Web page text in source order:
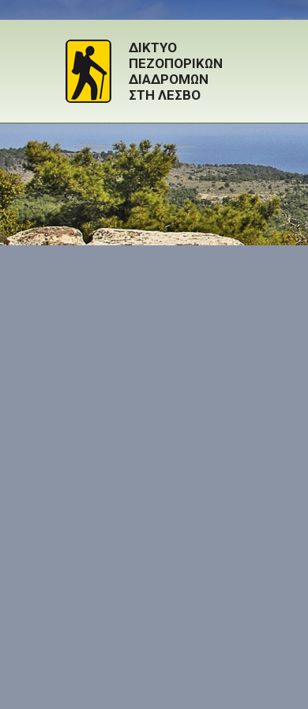
ΔΙΚΤΥΟ
ΠΕΖΟΠΟΡΙΚΩΝ
ΔΙΑΔΡΟΜΩΝ
ΣΤΗ ΛΕΣΒΟ